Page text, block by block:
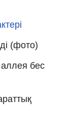
(фото)
бес